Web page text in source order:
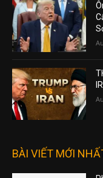
BÀI VIẾT MỚI